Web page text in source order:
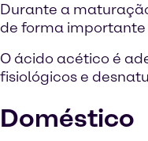
Durante a
de forma importante
O ácido acético é
fisiológicos e
Doméstico